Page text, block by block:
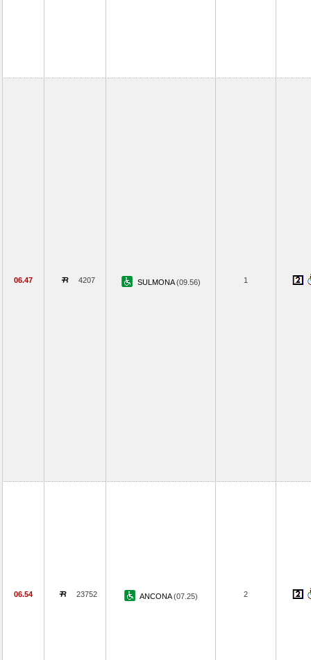
06.47 4207 SULMONA(09.56) 1
06.54 23752 ANCONA(07.25) 2